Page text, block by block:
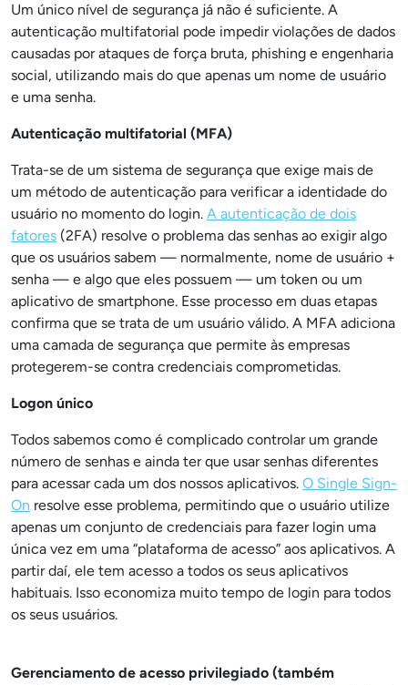
Um único nível de segurança já não é suficiente. A
autenticação multifatorial pode impedir violações de dados
causadas por ataques de força bruta, phishing e engenharia
social, utilizando mais do que apenas um nome de usuário
e uma senha.
Autenticação multifatorial (MFA)
Trata-se de um sistema de segurança que exige mais de
um método de autenticação para verificar a identidade do
usuário no momento do login. A autenticação de dois
fatores (2FA) resolve o problema das senhas ao exigir algo
que os usuários sabem — normalmente, nome de usuário +
senha — e algo que eles possuem — um token ou um
aplicativo de smartphone. Esse processo em duas etapas
confirma que se trata de um usuário válido. A MFA adiciona
uma camada de segurança que permite às empresas
protegerem-se contra credenciais comprometidas.
Logon único
Todos sabemos como é complicado controlar um grande
número de senhas e ainda ter que usar senhas diferentes
para acessar cada um dos nossos aplicativos. O Single Sign-
On resolve esse problema, permitindo que o usuário utilize
apenas um conjunto de credenciais para fazer login uma
única vez em uma “plataforma de acesso” aos aplicativos. A
partir daí, ele tem acesso a todos os seus aplicativos
habituais. Isso economiza muito tempo de login para todos
os seus usuários.
Gerenciamento de acesso privilegiado (também